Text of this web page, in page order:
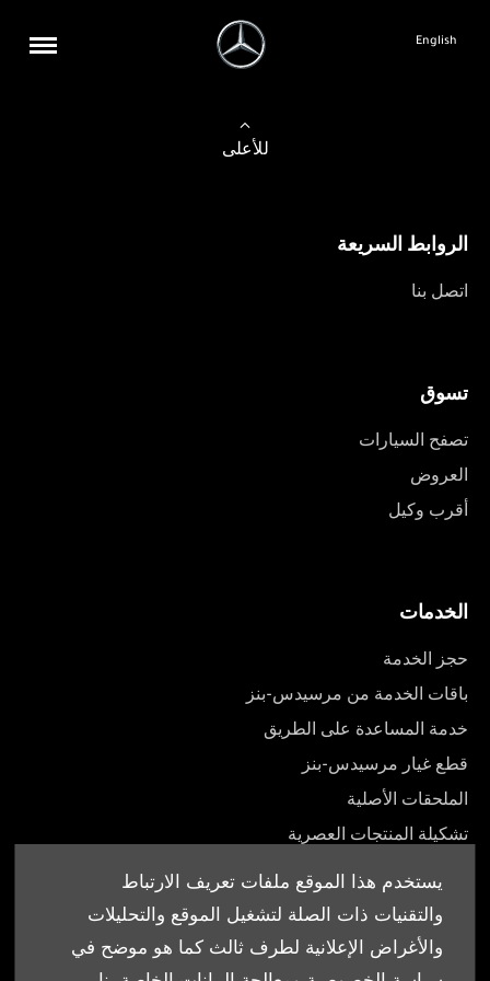
يستخدم هذا الموقع ملفات تعريف الارتباط
والتقنيات ذات الصلة لتشغيل الموقع والتحليلات
والأغراض الإعلانية لطرف ثالث كما هو موضح في
English
للأعلى
الروابط السريعة
اتصل بنا
تسوق
تصفح السيارات
العروض
أقرب وكيل
الخدمات
حجز الخدمة
باقات الخدمة من مرسيدس-بنز
خدمة المساعدة على الطريق
قطع غيار مرسيدس-بنز
الملحقات الأصلية
تشكيلة المنتجات العصرية